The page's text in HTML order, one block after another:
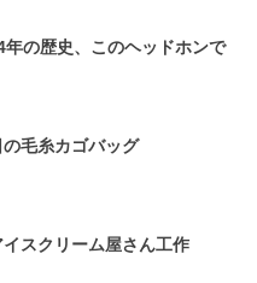
の歴史、このヘッドホンで
毛糸カゴバッグ
スクリーム屋さん工作